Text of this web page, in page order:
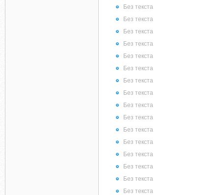
Без текста
Без текста
Без текста
Без текста
Без текста
Без текста
Без текста
Без текста
Без текста
Без текста
Без текста
Без текста
Без текста
Без текста
Без текста
Без текста